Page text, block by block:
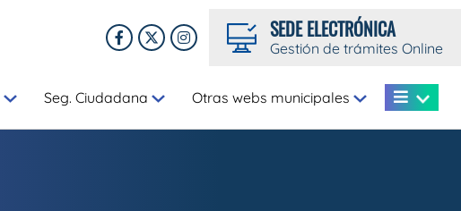
SEDE ELECTRÓNICA
Gestión de trámites Online
Seg. Ciudadana Otras webs municipales